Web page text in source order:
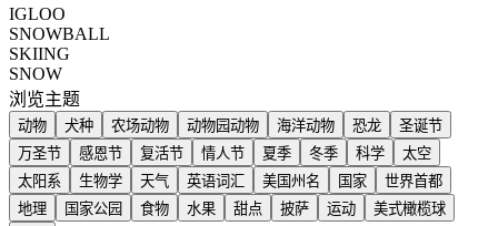
IGLOO
SNOWBALL
SKIING
SNOW
浏览主题
动物 犬种 农场动物 动物园动物 海洋动物 恐龙
圣诞节
万圣节
感恩节 复活节 情人节 夏季 冬季 科学
太空
太阳系
生物学 天气 英语词汇 美国州名 国家
世界首都
地理
国家公园 食物 水果 甜点 披萨 运动
美式橄榄球